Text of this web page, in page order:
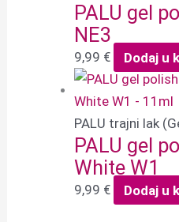
PALU gel
NE3
9,99 € Dodaj u
PALU trajni lak
PALU gel
White W1
9,99 € Dodaj u